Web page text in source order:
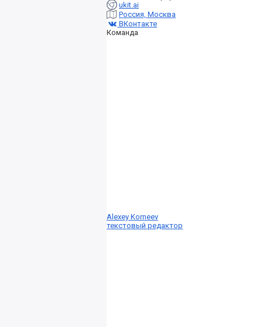
ukit.ai
Россия, Москва
ВКонтакте
Команда
Alexey Korneev
текстовый редактор